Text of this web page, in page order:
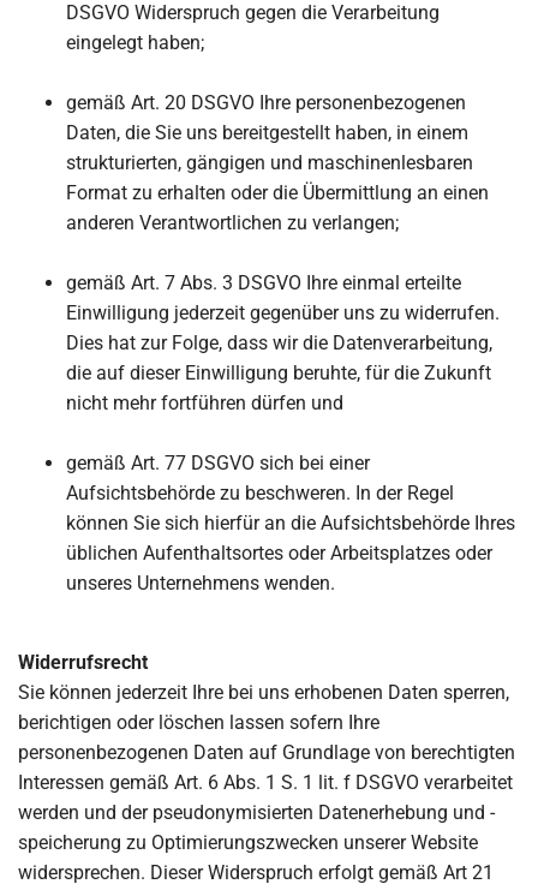
DSGVO Widerspruch gegen die Verarbeitung
eingelegt haben;
gemäß Art. 20 DSGVO Ihre personenbezogenen
Daten, die Sie uns bereitgestellt haben, in einem
strukturierten, gängigen und maschinenlesbaren
Format zu erhalten oder die Übermittlung an einen
anderen Verantwortlichen zu verlangen;
gemäß Art. 7 Abs. 3 DSGVO Ihre einmal erteilte
Einwilligung jederzeit gegenüber uns zu widerrufen.
Dies hat zur Folge, dass wir die Datenverarbeitung,
die auf dieser Einwilligung beruhte, für die Zukunft
nicht mehr fortführen dürfen und
gemäß Art. 77 DSGVO sich bei einer
Aufsichtsbehörde zu beschweren. In der Regel
können Sie sich hierfür an die Aufsichtsbehörde Ihres
üblichen Aufenthaltsortes oder Arbeitsplatzes oder
unseres Unternehmens wenden.
Widerrufsrecht
Sie können jederzeit Ihre bei uns erhobenen Daten sperren,
berichtigen oder löschen lassen sofern Ihre
personenbezogenen Daten auf Grundlage von berechtigten
Interessen gemäß Art. 6 Abs. 1 S. 1 lit. f DSGVO verarbeitet
werden und der pseudonymisierten Datenerhebung und -
speicherung zu Optimierungszwecken unserer Website
widersprechen. Dieser Widerspruch erfolgt gemäß Art 21